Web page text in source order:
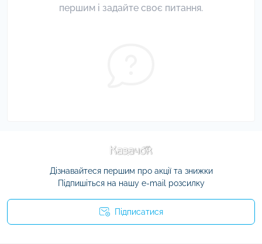
першим і задайте своє питання.
Дізнавайтеся першим про акції та знижки
Підпишіться на нашу e-mail розсилку
Підписатися